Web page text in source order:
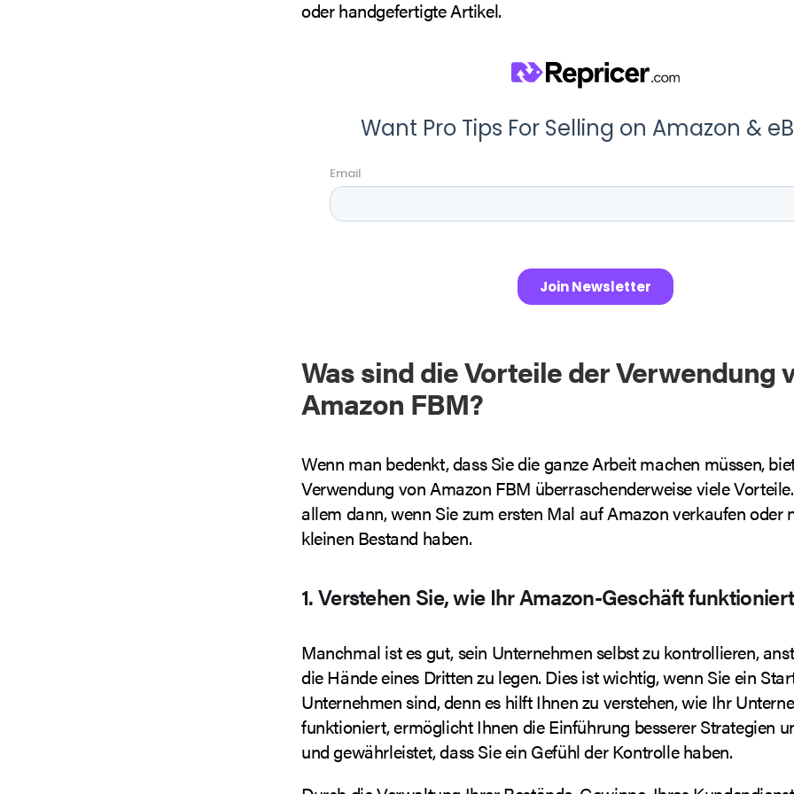
oder handgefertigte Artikel.
Was sind die Vorteile der Verwendung
Amazon FBM?
Wenn man bedenkt, dass Sie die ganze Arbeit machen müssen,
Verwendung von Amazon FBM überraschenderweise viele
allem dann, wenn Sie zum ersten Mal auf Amazon verkaufen oder
kleinen Bestand haben.
1. Verstehen Sie, wie Ihr Amazon-Geschäft funktioniert
Manchmal ist es gut, sein Unternehmen selbst zu kontrollieren,
die Hände eines Dritten zu legen. Dies ist wichtig, wenn Sie ein
Unternehmen sind, denn es hilft Ihnen zu verstehen, wie Ihr
funktioniert, ermöglicht Ihnen die Einführung besserer Strategien
und gewährleistet, dass Sie ein Gefühl der Kontrolle haben.